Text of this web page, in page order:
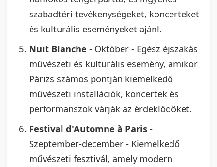
szabadtéri tevékenységeket, koncerteket
és kulturális eseményeket ajánl.
Nuit Blanche - Október - Egész éjszakás
művészeti és kulturális esemény, amikor
Párizs számos pontján kiemelkedő
művészeti installációk, koncertek és
performanszok várják az érdeklődőket.
Festival d'Automne à Paris -
Szeptember-december - Kiemelkedő
művészeti fesztivál, amely modern